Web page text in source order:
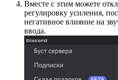
Вместе с этим можете
регулировку усиления,
негативное влияние на
ввода.